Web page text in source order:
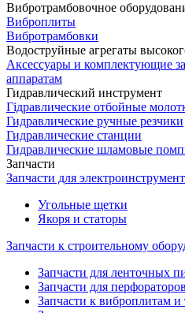
Вибротрамбовочное
Виброплиты
Вибротрамбовки
Водоструйные агрегаты
Аксессуары и комплектующие
аппаратам
Гидравлический инструмент
Гідравлические отбойные
Гидравлические ручные резчики
Гидравлические станции
Гидравлические шламовые
Запчасти
Запчасти для
Угольные щетки
Якоря и статоры
Запчасти к строительному
Запчасти для ленточных
Запчасти для
Запчасти к виброплитам и